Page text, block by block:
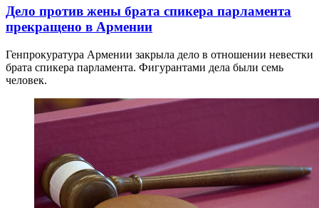
Дело против жены брата спикера парламента
прекращено в Армении
Генпрокуратура Армении закрыла дело в отношении невестки
брата спикера парламента. Фигурантами дела были семь
человек.